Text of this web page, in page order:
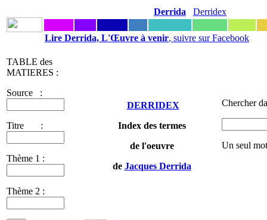
Derrida Derridex
Lire Derrida, L'Œuvre à venir, suivre sur Facebook
TABLE des
MATIERES :
Source :
Titre :
Thème 1 :
Thème 2 :
DERRIDEX
Index des termes
de l'oeuvre
de Jacques Derrida
Chercher
Un seul